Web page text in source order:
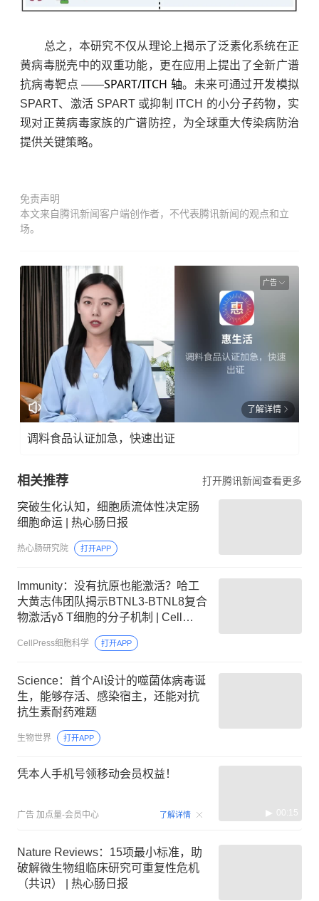
总之，本研究不仅从理论上揭示了泛素化系统在正
黄病毒脱壳中的双重功能，更在应用上提出了全新广谱
抗病毒靶点 ——SPART/ITCH 轴。未来可通过开发模拟
SPART、激活 SPART 或抑制 ITCH 的小分子药物，实
现对正黄病毒家族的广谱防控，为全球重大传染病防治
提供关键策略。
免责声明
本文来自腾讯新闻客户端创作者，不代表腾讯新闻的观点和立
场。
广告
了解详情
调料食品认证加急，快速出证
相关推荐 打开腾讯新闻查看更多
突破生化认知，细胞质流体性决定肠
细胞命运 | 热心肠日报
热心肠研究院 打开APP
Immunity：没有抗原也能激活？哈工
大黄志伟团队揭示BTNL3-BTNL8复合
物激活γδ T细胞的分子机制 | Cell
CellPress细胞科学 打开APP
Science：首个AI设计的噬菌体病毒诞
生，能够存活、感染宿主，还能对抗
抗生素耐药难题
生物世界 打开APP
凭本人手机号领移动会员权益！
广告 加点量-会员中心 了解详情 00:15
Nature Reviews：15项最小标准，助
破解微生物组临床研究可重复性危机
（共识） | 热心肠日报